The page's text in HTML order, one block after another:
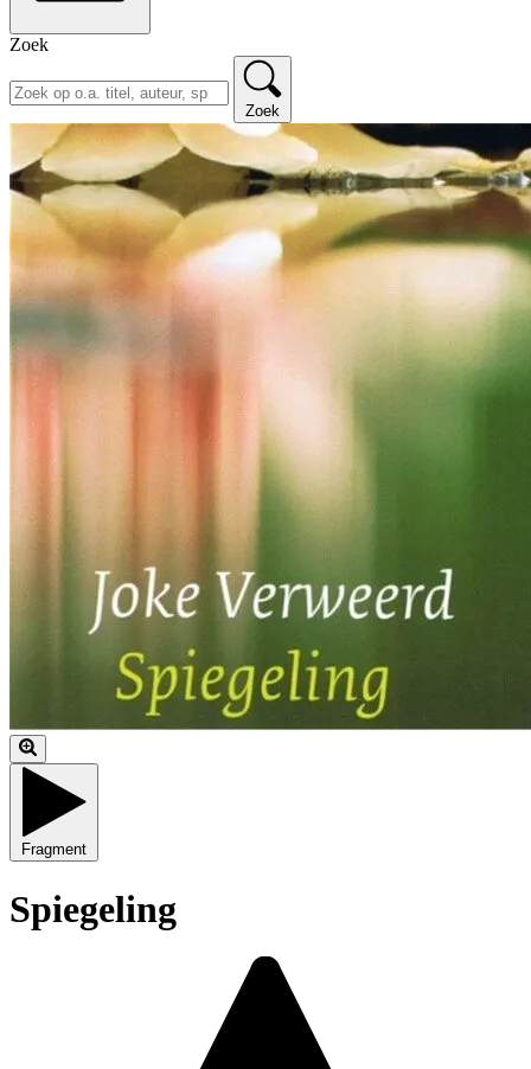
Zoek
Zoek
Fragment
Spiegeling